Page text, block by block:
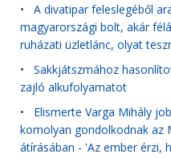
• A divatipar feleslegéből
magyarországi bolt, akár
ruházati üzletlánc, olyat
• Sakkjátszmához
zajló alkufolyamatot
• Elismerte Varga Mihály
komolyan gondolkodnak az
átírásában - 'Az ember érzi,